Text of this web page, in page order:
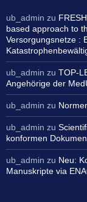
ub_admin zu
based approach to
Versorgungsnetze :
ub_admin zu TOP-
Angehörige der
ub_admin zu
ub_admin zu
konformen
ub_admin zu Neu:
Manuskripte via